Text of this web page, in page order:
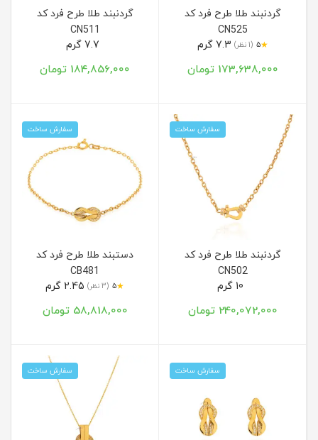
گردنبند طلا طرح فرد کد
CN525
★
5 (1 نظر)
173,638,000 تومان
گردنبند طلا طرح فرد کد
CN511
184,856,000 تومان
سفارش ساخت
گردنبند طلا طرح فرد کد
CN502
240,072,000 تومان
سفارش ساخت
دستبند طلا طرح فرد کد
CB481
★
5 (3 نظر)
58,818,000 تومان
سفارش ساخت سفارش ساخت